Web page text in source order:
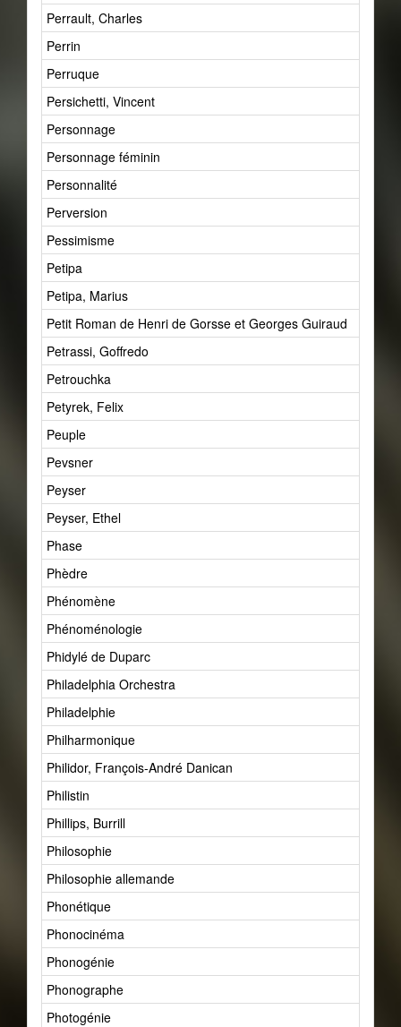
Perrault, Charles
Perrin
Perruque
Persichetti, Vincent
Personnage
Personnage féminin
Personnalité
Perversion
Pessimisme
Petipa
Petipa, Marius
Petit Roman de Henri de Gorsse et Georges Guiraud
Petrassi, Goffredo
Petrouchka
Petyrek, Felix
Peuple
Pevsner
Peyser
Peyser, Ethel
Phase
Phèdre
Phénomène
Phénoménologie
Phidylé de Duparc
Philadelphia Orchestra
Philadelphie
Philharmonique
Philidor, François-André Danican
Philistin
Phillips, Burrill
Philosophie
Philosophie allemande
Phonétique
Phonocinéma
Phonogénie
Phonographe
Photogénie